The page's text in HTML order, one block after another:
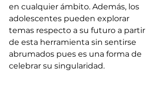
en cualquier ámbito. Además, los
adolescentes pueden explorar
temas respecto a su futuro a partir
de esta herramienta sin sentirse
abrumados pues es una forma de
celebrar su singularidad.